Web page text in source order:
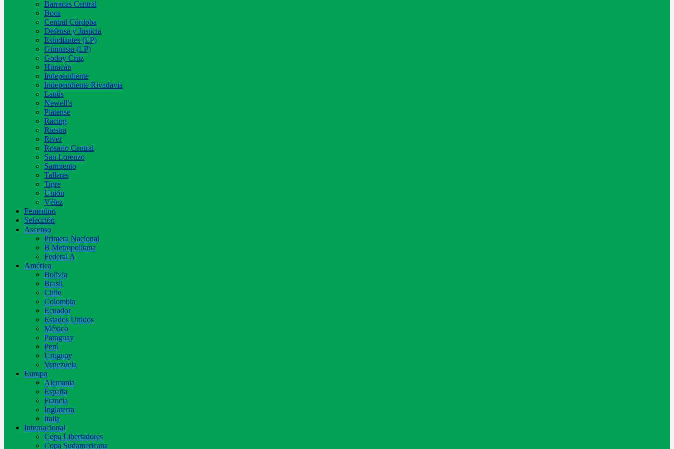
Barracas Central
Boca
Central Córdoba
Defensa y Justicia
Estudiantes (LP)
Gimnasia (LP)
Godoy Cruz
Huracán
Independiente
Independiente Rivadavia
Lanús
Newell’s
Platense
Racing
Riestra
River
Rosario Central
San Lorenzo
Sarmiento
Talleres
Tigre
Unión
Vélez
Femenino
Selección
Ascenso
Primera Nacional
B Metropolitana
Federal A
América
Bolivia
Brasil
Chile
Colombia
Ecuador
Estados Unidos
México
Paraguay
Perú
Uruguay
Venezuela
Europa
Alemania
España
Francia
Inglaterra
Italia
Internacional
Copa Libertadores
Copa Sudamericana